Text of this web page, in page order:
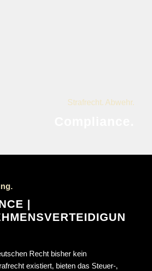
Strafrecht. Abwehr.
|
Recht bisher kein
existiert, bieten das Steuer-,